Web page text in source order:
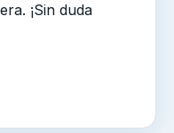
¡Sin duda